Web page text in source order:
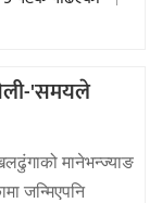
'समयले
मानेभन्ज्याङ
जन्मिएपनि